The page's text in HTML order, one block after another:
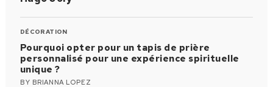
DÉCORATION
Pourquoi opter pour un tapis de prière
personnalisé pour une expérience spirituelle
unique ?
BY BRIANNA LOPEZ